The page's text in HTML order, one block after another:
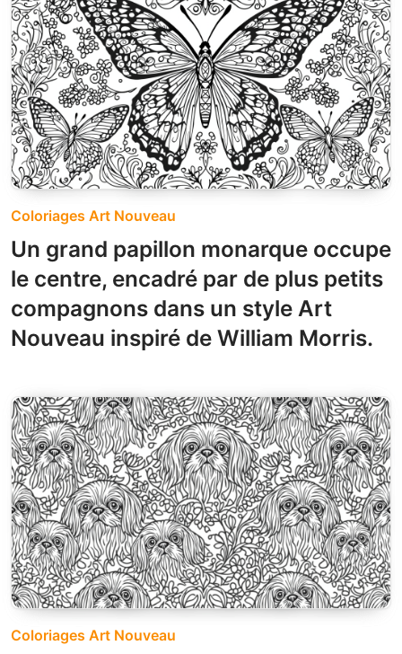
Coloriages Art Nouveau
Un grand papillon monarque occupe
le centre, encadré par de plus petits
compagnons dans un style Art
Nouveau inspiré de William Morris.
Coloriages Art Nouveau